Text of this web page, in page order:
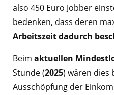
also 450 Euro Jobber
bedenken, dass deren
Arbeitszeit dadurch
Beim aktuellen
Stunde (2025) wären dies
Ausschöpfung der